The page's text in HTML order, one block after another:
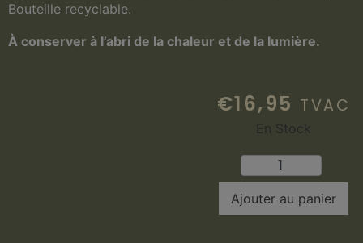
Bouteille recyclable.
À conserver à l’abri de la chaleur et de la lumière.
€16,95 TVAC
En Stock
Ajouter au panier